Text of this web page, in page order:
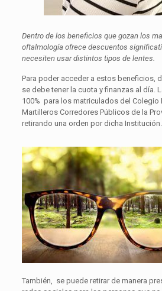
Dentro de los beneficios que gozan los
oftalmología ofrece descuentos
necesiten usar distintos tipos de lentes.
Para poder acceder a estos beneficios,
se debe tener la cuota y finanzas al día.
100% para los matriculados del Colegio
Martilleros Corredores Públicos de la
retirando una orden por dicha Institución.
También, se puede retirar de manera